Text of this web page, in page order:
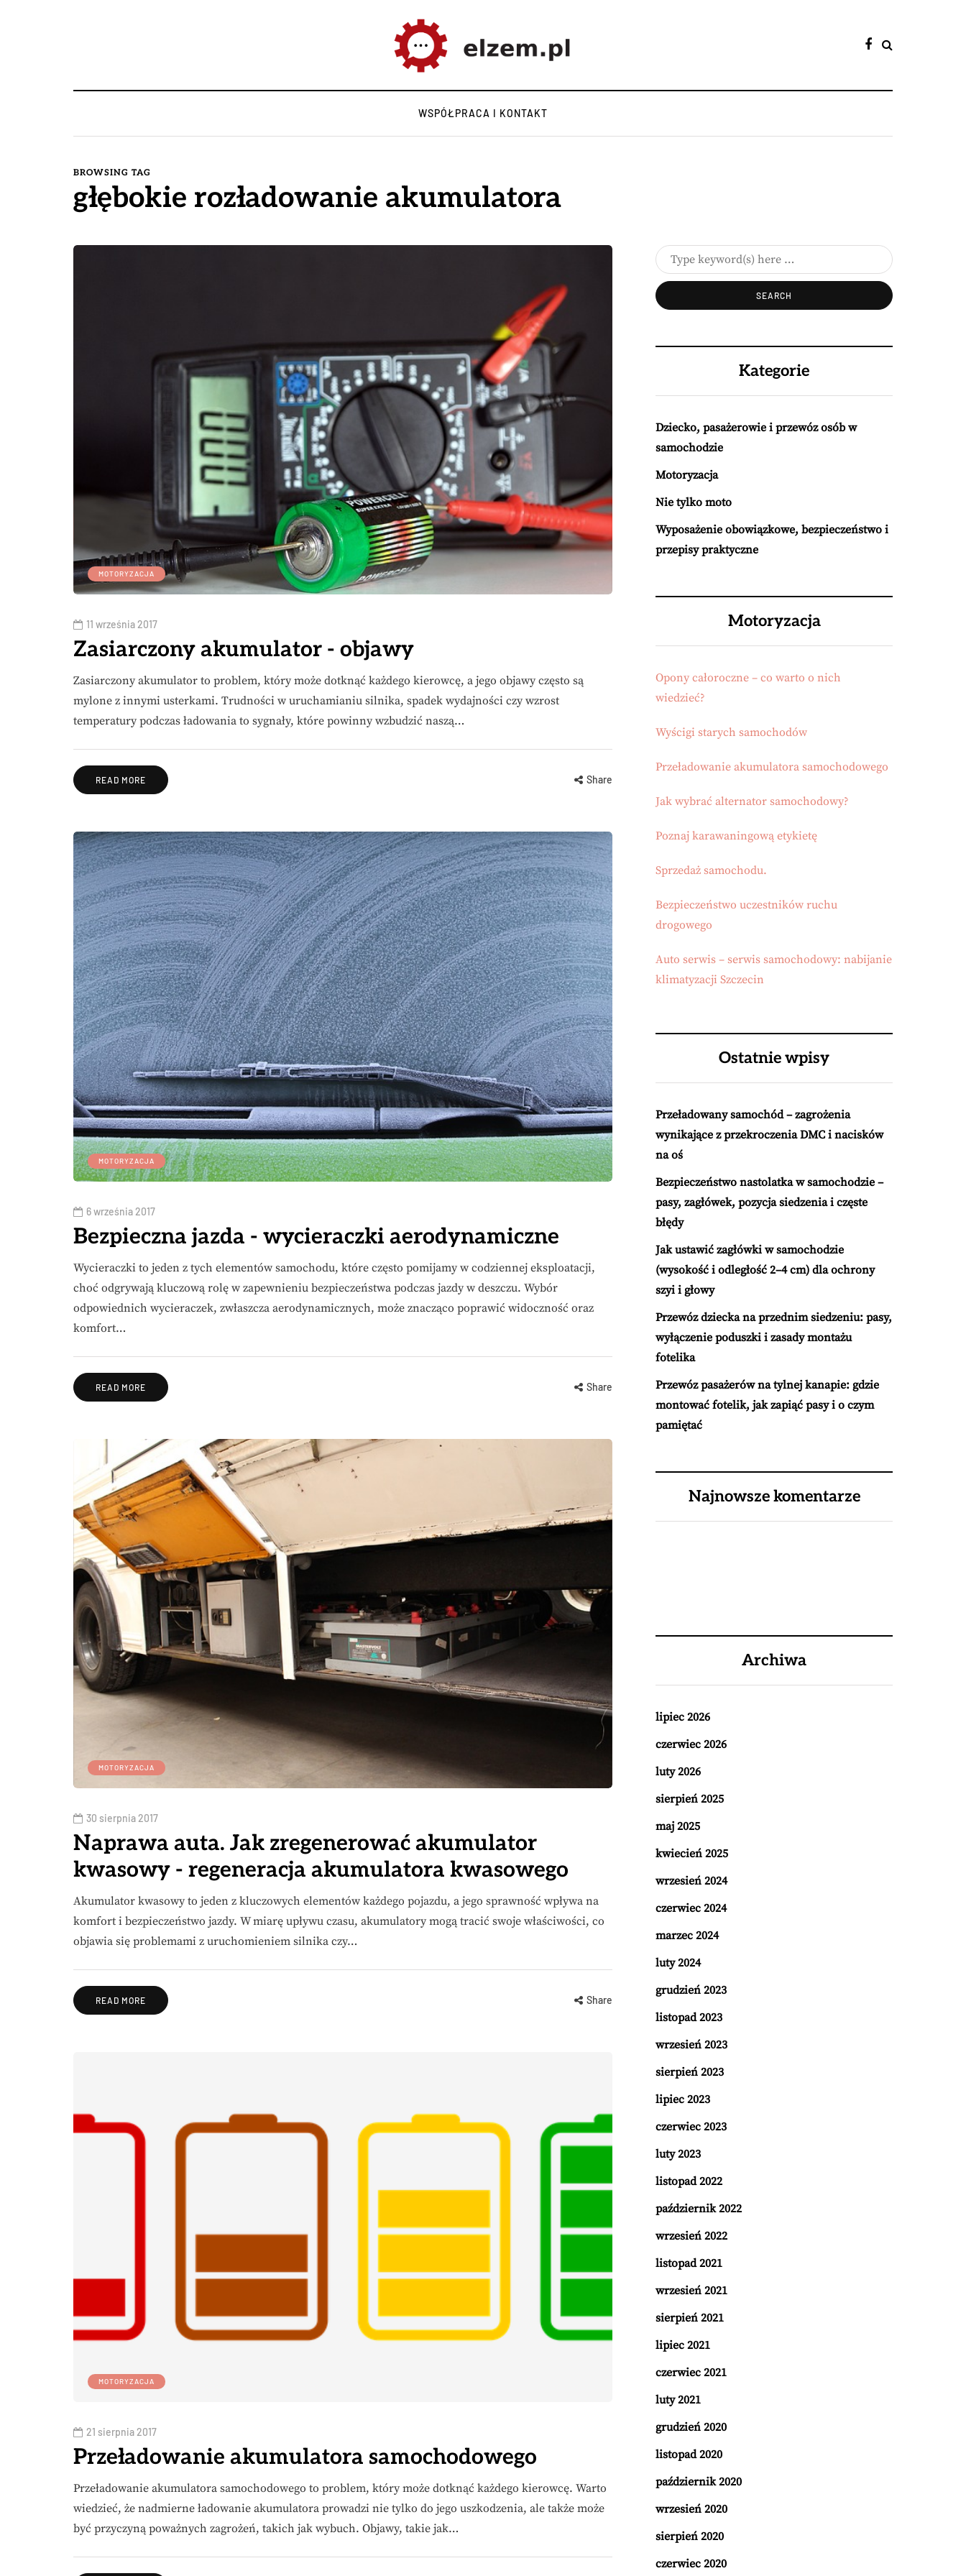
WSPÓŁPRACA I KONTAKT
BROWSING TAG
głębokie rozładowanie akumulatora
MOTORYZACJA
11 września 2017
Zasiarczony akumulator - objawy
Zasiarczony akumulator to problem, który może dotknąć każdego kierowcę, a jego objawy często są
mylone z innymi usterkami. Trudności w uruchamianiu silnika, spadek wydajności czy wzrost
temperatury podczas ładowania to sygnały, które powinny wzbudzić naszą…
READ MORE Share
MOTORYZACJA
6 września 2017
Bezpieczna jazda - wycieraczki aerodynamiczne
Wycieraczki to jeden z tych elementów samochodu, które często pomijamy w codziennej eksploatacji,
choć odgrywają kluczową rolę w zapewnieniu bezpieczeństwa podczas jazdy w deszczu. Wybór
odpowiednich wycieraczek, zwłaszcza aerodynamicznych, może znacząco poprawić widoczność oraz
komfort…
READ MORE Share
MOTORYZACJA
30 sierpnia 2017
Naprawa auta. Jak zregenerować akumulator
kwasowy - regeneracja akumulatora kwasowego
Akumulator kwasowy to jeden z kluczowych elementów każdego pojazdu, a jego sprawność wpływa na
komfort i bezpieczeństwo jazdy. W miarę upływu czasu, akumulatory mogą tracić swoje właściwości, co
objawia się problemami z uruchomieniem silnika czy…
READ MORE Share
MOTORYZACJA
21 sierpnia 2017
Przeładowanie akumulatora samochodowego
Przeładowanie akumulatora samochodowego to problem, który może dotknąć każdego kierowcę. Warto
wiedzieć, że nadmierne ładowanie akumulatora prowadzi nie tylko do jego uszkodzenia, ale także może
być przyczyną poważnych zagrożeń, takich jak wybuch. Objawy, takie jak…
Kategorie
Dziecko, pasażerowie i przewóz osób w
samochodzie
Motoryzacja
Nie tylko moto
Wyposażenie obowiązkowe, bezpieczeństwo i
przepisy praktyczne
Motoryzacja
Opony całoroczne – co warto o nich
wiedzieć?
Wyścigi starych samochodów
Przeładowanie akumulatora samochodowego
Jak wybrać alternator samochodowy?
Poznaj karawaningową etykietę
Sprzedaż samochodu.
Bezpieczeństwo uczestników ruchu
drogowego
Auto serwis – serwis samochodowy: nabijanie
klimatyzacji Szczecin
Ostatnie wpisy
Przeładowany samochód – zagrożenia
wynikające z przekroczenia DMC i nacisków
na oś
Bezpieczeństwo nastolatka w samochodzie –
pasy, zagłówek, pozycja siedzenia i częste
błędy
Jak ustawić zagłówki w samochodzie
(wysokość i odległość 2–4 cm) dla ochrony
szyi i głowy
Przewóz dziecka na przednim siedzeniu: pasy,
wyłączenie poduszki i zasady montażu
fotelika
Przewóz pasażerów na tylnej kanapie: gdzie
montować fotelik, jak zapiąć pasy i o czym
pamiętać
Najnowsze komentarze
Archiwa
lipiec 2026
czerwiec 2026
luty 2026
sierpień 2025
maj 2025
kwiecień 2025
wrzesień 2024
czerwiec 2024
marzec 2024
luty 2024
grudzień 2023
listopad 2023
wrzesień 2023
sierpień 2023
lipiec 2023
czerwiec 2023
luty 2023
listopad 2022
październik 2022
wrzesień 2022
listopad 2021
wrzesień 2021
sierpień 2021
lipiec 2021
czerwiec 2021
luty 2021
grudzień 2020
listopad 2020
październik 2020
wrzesień 2020
sierpień 2020
czerwiec 2020